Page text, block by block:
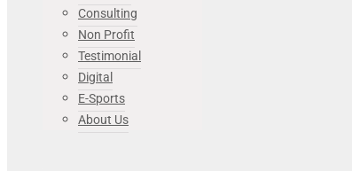
Consulting
Non Profit
Testimonial
Digital
E-Sports
About Us